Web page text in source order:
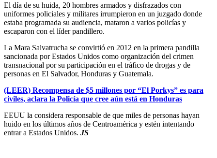
El día de su huida, 20 hombres armados y disfrazados con
uniformes policiales y militares irrumpieron en un juzgado donde
estaba programada su audiencia, mataron a varios policías y
escaparon con el líder pandillero.
La Mara Salvatrucha se convirtió en 2012 en la primera pandilla
sancionada por Estados Unidos como organización del crimen
transnacional por su participación en el tráfico de drogas y de
personas en El Salvador, Honduras y Guatemala.
(LEER) Recompensa de $5 millones por “El Porkys” es para
civiles, aclara la Policía que cree aún está en Honduras
EEUU la considera responsable de que miles de personas hayan
huido en los últimos años de Centroamérica y estén intentando
entrar a Estados Unidos. JS